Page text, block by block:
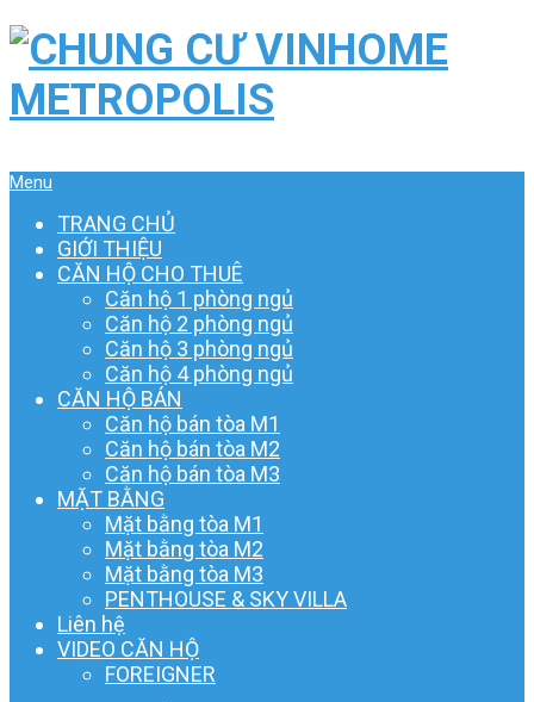
Menu
TRANG CHỦ
GIỚI THIỆU
CĂN HỘ CHO THUÊ
Căn hộ 1 phòng ngủ
Căn hộ 2 phòng ngủ
Căn hộ 3 phòng ngủ
Căn hộ 4 phòng ngủ
CĂN HỘ BÁN
Căn hộ bán tòa M1
Căn hộ bán tòa M2
Căn hộ bán tòa M3
MẶT BẰNG
Mặt bằng tòa M1
Mặt bằng tòa M2
Mặt bằng tòa M3
PENTHOUSE & SKY VILLA
Liên hệ
VIDEO CĂN HỘ
FOREIGNER